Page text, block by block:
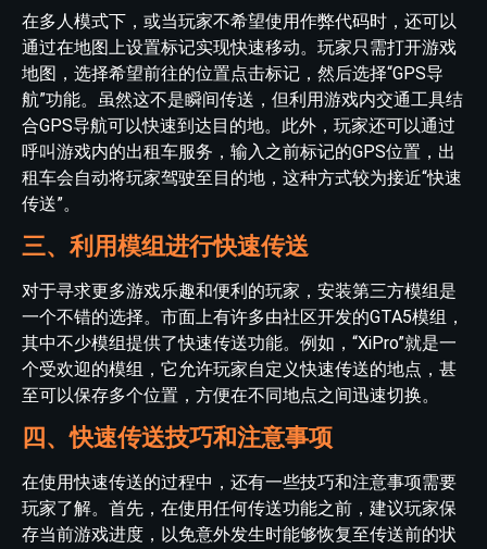
在多人模式下，或当玩家不希望使用作弊代码时，还可以
通过在地图上设置标记实现快速移动。玩家只需打开游戏
地图，选择希望前往的位置点击标记，然后选择“GPS导
航”功能。虽然这不是瞬间传送，但利用游戏内交通工具结
合GPS导航可以快速到达目的地。此外，玩家还可以通过
呼叫游戏内的出租车服务，输入之前标记的GPS位置，出
租车会自动将玩家驾驶至目的地，这种方式较为接近“快速
传送”。
三、利用模组进行快速传送
对于寻求更多游戏乐趣和便利的玩家，安装第三方模组是
一个不错的选择。市面上有许多由社区开发的GTA5模组，
其中不少模组提供了快速传送功能。例如，“XiPro”就是一
个受欢迎的模组，它允许玩家自定义快速传送的地点，甚
至可以保存多个位置，方便在不同地点之间迅速切换。
四、快速传送技巧和注意事项
在使用快速传送的过程中，还有一些技巧和注意事项需要
玩家了解。首先，在使用任何传送功能之前，建议玩家保
存当前游戏进度，以免意外发生时能够恢复至传送前的状